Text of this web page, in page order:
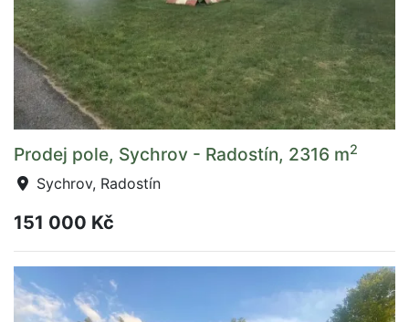
Prodej pole, Sychrov - Radostín, 2316 m2
Sychrov, Radostín
151 000 Kč